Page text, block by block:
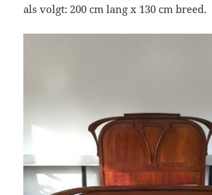
als volgt: 200 cm lang x 130 cm breed.